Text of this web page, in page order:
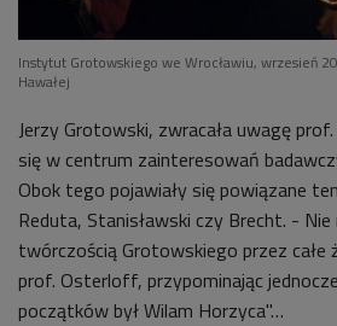
Instytut Grotowskiego we Wrocławiu, wrzesień
Hawałej
Jerzy Grotowski, zwracała uwagę
się w centrum zainteresowań
Obok tego pojawiały się powiązane
Reduta, Stanisławski czy Brecht. -
twórczością Grotowskiego przez całe
prof. Osterloff, przypominając
początków był Wilam Horzyca"…